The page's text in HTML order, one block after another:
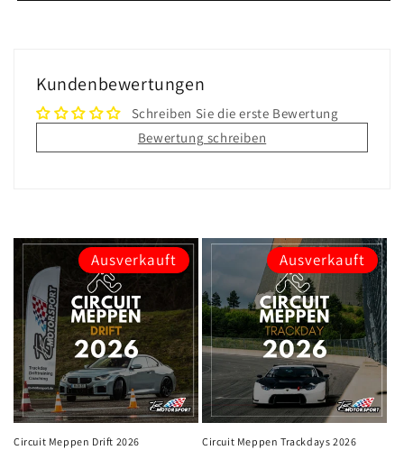
Kundenbewertungen
Schreiben Sie die erste Bewertung
Bewertung schreiben
Ausverkauft
Circuit Meppen Drift 2026
Ausverkauft
Circuit Meppen Trackdays 2026